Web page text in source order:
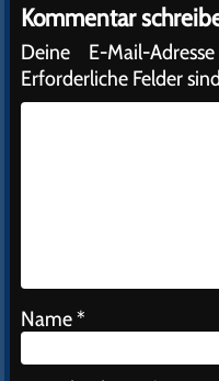
Kommentar
Deine E-Mail-
Erforderliche Felder
Name*